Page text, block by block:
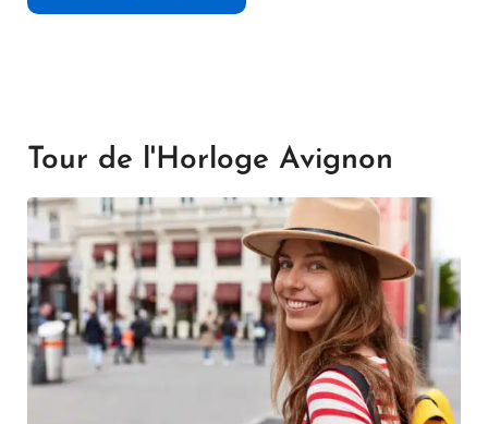
Tour de l'Horloge Avignon